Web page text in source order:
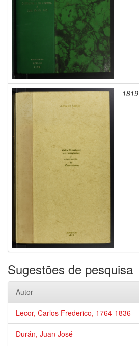
1819
Sugestões de pesquisa
Autor
Lecor, Carlos Frederico, 1764-1836
Durán, Juan José